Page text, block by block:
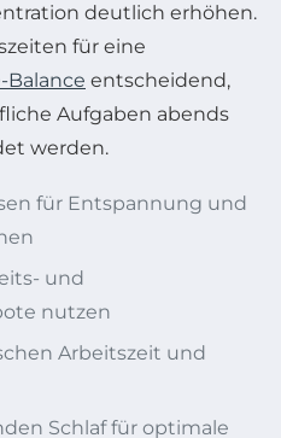
deutlich erhöhen.
für eine
Balance entscheidend,
Aufgaben abends
werden.
für Entspannung und
und
nutzen
Arbeitszeit und
Schlaf für optimale